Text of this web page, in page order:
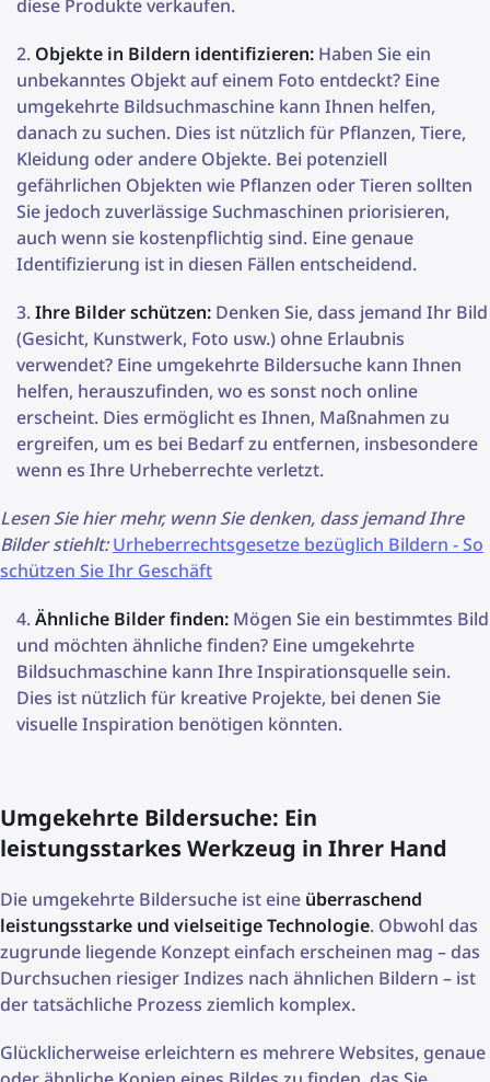
diese Produkte verkaufen.
Objekte in Bildern identifizieren: Haben Sie ein
unbekanntes Objekt auf einem Foto entdeckt? Eine
umgekehrte Bildsuchmaschine kann Ihnen helfen,
danach zu suchen. Dies ist nützlich für Pflanzen, Tiere,
Kleidung oder andere Objekte. Bei potenziell
gefährlichen Objekten wie Pflanzen oder Tieren sollten
Sie jedoch zuverlässige Suchmaschinen priorisieren,
auch wenn sie kostenpflichtig sind. Eine genaue
Identifizierung ist in diesen Fällen entscheidend.
Ihre Bilder schützen: Denken Sie, dass jemand Ihr Bild
(Gesicht, Kunstwerk, Foto usw.) ohne Erlaubnis
verwendet? Eine umgekehrte Bildersuche kann Ihnen
helfen, herauszufinden, wo es sonst noch online
erscheint. Dies ermöglicht es Ihnen, Maßnahmen zu
ergreifen, um es bei Bedarf zu entfernen, insbesondere
wenn es Ihre Urheberrechte verletzt.
Lesen Sie hier mehr, wenn Sie denken, dass jemand Ihre
Bilder stiehlt:Urheberrechtsgesetze bezüglich Bildern - So
schützen Sie Ihr Geschäft
Ähnliche Bilder finden: Mögen Sie ein bestimmtes Bild
und möchten ähnliche finden? Eine umgekehrte
Bildsuchmaschine kann Ihre Inspirationsquelle sein.
Dies ist nützlich für kreative Projekte, bei denen Sie
visuelle Inspiration benötigen könnten.
Umgekehrte Bildersuche: Ein
leistungsstarkes Werkzeug in Ihrer Hand
Die umgekehrte Bildersuche ist eine überraschend
leistungsstarke und vielseitige Technologie. Obwohl das
zugrunde liegende Konzept einfach erscheinen mag – das
Durchsuchen riesiger Indizes nach ähnlichen Bildern – ist
der tatsächliche Prozess ziemlich komplex.
Glücklicherweise erleichtern es mehrere Websites, genaue